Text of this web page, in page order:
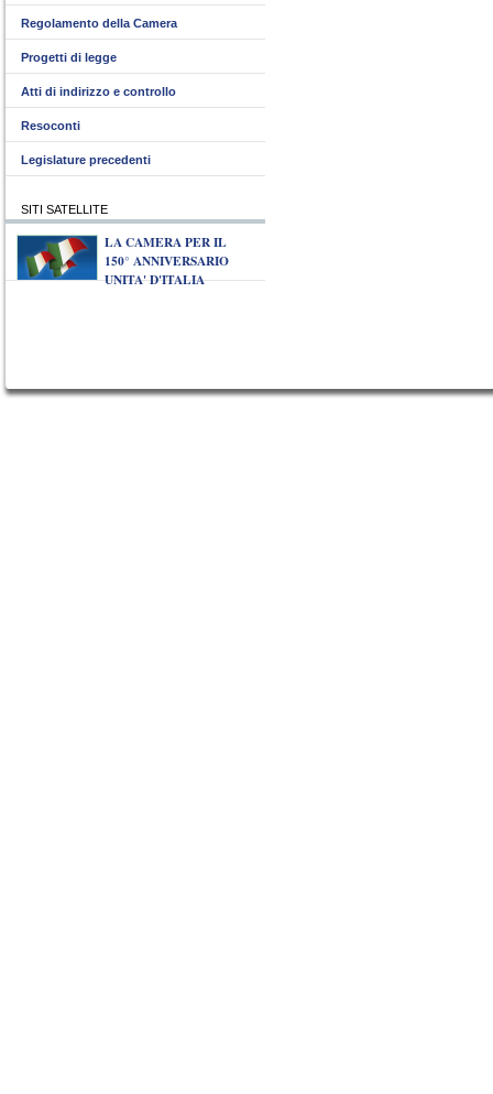
Regolamento della Camera
Progetti di legge
Atti di indirizzo e controllo
Resoconti
Legislature precedenti
SITI SATELLITE
LA CAMERA PER IL
150° ANNIVERSARIO
UNITA' D'ITALIA